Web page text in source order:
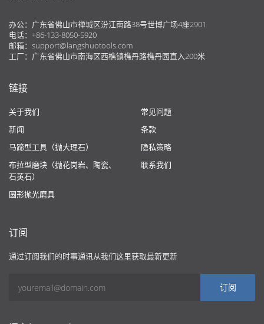
办公：广东省佛山市禅城区汾江南路38号世博广场4座2901
电话：+86-133-8050-5920
邮箱： support@langshuotools.com
工厂：广东省佛山市南海区西樵镇樵丹路樵丹园直入200米
链接
关于我们
新闻
马蹄型工具（抛大理石）
布拉型磨块（抛花岗岩、陶瓷、
石英石）
圆形抛光磨具
常见问题
条款
隐私策略
联系我们
订阅
通过订阅我们的时事通讯从我们这里获取最新更新
订阅